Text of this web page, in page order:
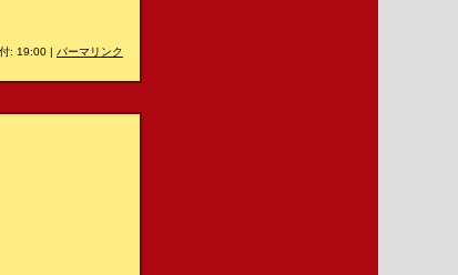
: 19:00 | パーマリンク